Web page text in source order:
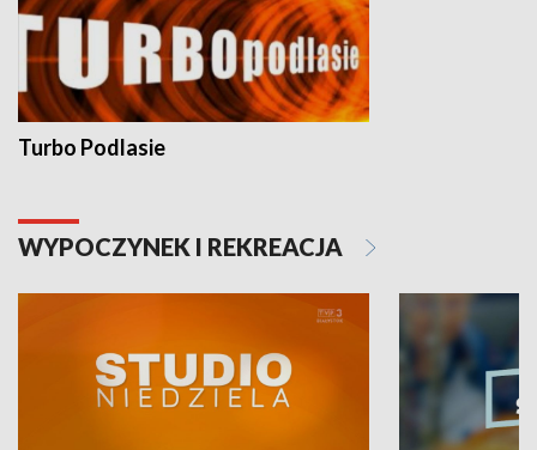
Turbo Podlasie
WYPOCZYNEK I REKREACJA